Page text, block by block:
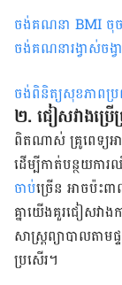
ចង់គណនា BMI ចុ
ចង់គណនារង្វាស់ចង្
ចង់ពិនិត្យសុខភាពប្រ
២. ជៀសវាង​ប្រើ
ពិត​ណាស់​ គ្រូ​ពេទ្យ​អ
ដើម្បី​កាត់បន្ថយ​កា
ចាប់ច្រើន​ អាច​ប៉ះ
គ្នា​យើង​គួរ​ជៀសវា
សាស្ត្រ​ព្យាបាល​តា
ប្រសើរ។